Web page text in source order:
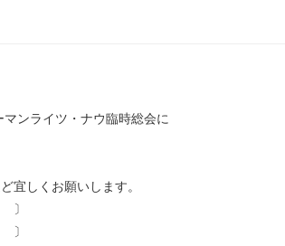
ンライツ・ナウ臨時総会に
しくお願いします。